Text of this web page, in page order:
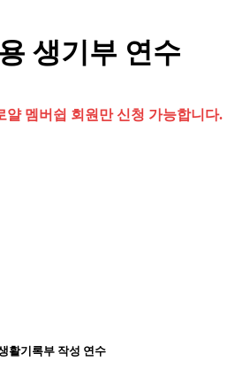
생기부 연수
얄 멤버쉽 회원만 신청 가능합니다.
활기록부 작성 연수